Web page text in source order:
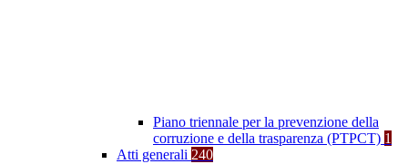
Piano triennale per la prevenzione della
corruzione e della trasparenza (PTPCT) 1
Atti generali 240